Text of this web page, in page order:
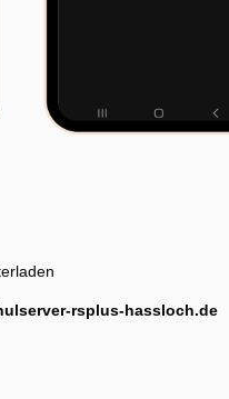
rsplus-hassloch.de